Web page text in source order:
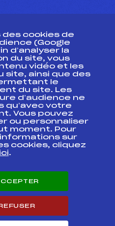
fédéral
Formation, Suivi
des cookies de
(Google
d’analyser la
du site, vous
vidéo et les
site, ainsi que des
le
du site. Les
d’audience ne
qu’avec votre
Vous pouvez
ou personnaliser
moment. Pour
sur
cookies, cliquez
ici.